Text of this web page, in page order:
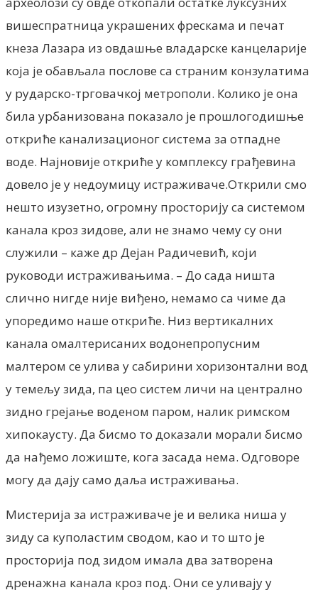
вишеспратница украшених фрескама и печат
кнеза Лазара из овдашње владарске канцеларије
која је обављала послове са страним конзулатима
у рударско-трговачкој метрополи. Колико је она
била урбанизована показало је прошлогодишње
откриће канализационог система за отпадне
воде. Најновије откриће у комплексу грађевина
довело је у недоумицу истраживаче.Открили смо
нешто изузетно, огромну просторију са системом
канала кроз зидове, али не знамо чему су они
служили – каже др Дејан Радичевић, који
руководи истраживањима. – До сада ништа
слично нигде није виђено, немамо са чиме да
упоредимо наше откриће. Низ вертикалних
канала омалтерисаних водонепропусним
малтером се улива у сабирини хоризонтални вод
у темељу зида, па цео систем личи на централно
зидно грејање воденом паром, налик римском
хипокаусту. Да бисмо то доказали морали бисмо
да нађемо ложиште, кога засада нема. Одговоре
могу да дају само даља истраживања.
Мистерија за истраживаче је и велика ниша у
зиду са куполастим сводом, као и то што је
просторија под зидом имала два затворена
дренажна канала кроз под. Они се уливају у